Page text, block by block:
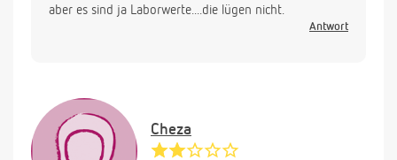
aber es sind ja Laborwerte....die lügen nicht.
Antwort
Cheza